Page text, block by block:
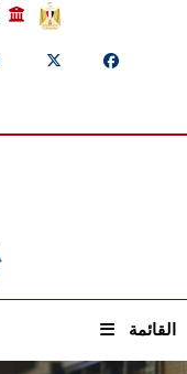
القائمة